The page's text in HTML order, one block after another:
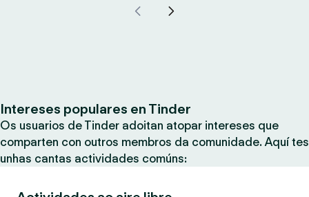
Intereses populares en Tinder
Os usuarios de Tinder adoitan atopar intereses que
comparten con outros membros da comunidade. Aquí tes
unhas cantas actividades comúns: